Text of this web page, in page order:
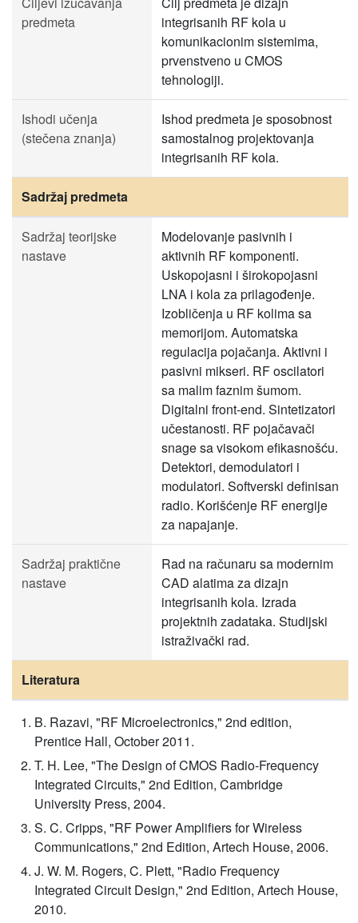
predmeta
integrisanih RF kola u
komunikacionim sistemima,
prvenstveno u CMOS
tehnologiji.
Ishodi učenja
(stečena znanja)
Ishod predmeta je sposobnost
samostalnog projektovanja
integrisanih RF kola.
Sadržaj predmeta
Sadržaj teorijske
nastave
Modelovanje pasivnih i
aktivnih RF komponenti.
Uskopojasni i širokopojasni
LNA i kola za prilagođenje.
Izobličenja u RF kolima sa
memorijom. Automatska
regulacija pojačanja. Aktivni i
pasivni mikseri. RF oscilatori
sa malim faznim šumom.
Digitalni front-end. Sintetizatori
učestanosti. RF pojačavači
snage sa visokom efikasnošću.
Detektori, demodulatori i
modulatori. Softverski definisan
radio. Korišćenje RF energije
za napajanje.
Sadržaj praktične
nastave
Rad na računaru sa modernim
CAD alatima za dizajn
integrisanih kola. Izrada
projektnih zadataka. Studijski
istraživački rad.
Literatura
B. Razavi, "RF Microelectronics," 2nd edition,
Prentice Hall, October 2011.
T. H. Lee, "The Design of CMOS Radio-Frequency
Integrated Circuits," 2nd Edition, Cambridge
University Press, 2004.
S. C. Cripps, "RF Power Amplifiers for Wireless
Communications," 2nd Edition, Artech House, 2006.
J. W. M. Rogers, C. Plett, "Radio Frequency
Integrated Circuit Design," 2nd Edition, Artech House,
2010.